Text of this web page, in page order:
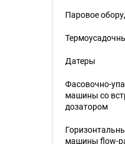
Паровое
Датеры
Фасовочно-
машины со
дозатором
машины flow-